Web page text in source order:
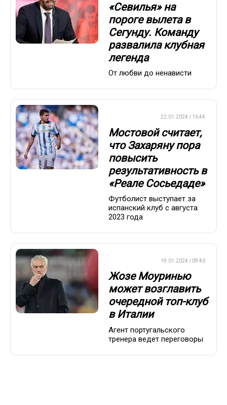
«Севилья» на
пороге вылета в
Сегунду. Команду
развалила клубная
легенда
От любви до ненависти
22.01.2024 / 16:44
Мостовой считает,
что Захаряну пора
повысить
результативность в
«Реале Сосьедаде»
Футболист выступает за
испанский клуб с августа
2023 года
19.01.2024 / 09:40
Жозе Моуринью
может возглавить
очередной топ-клуб
в Италии
Агент португальского
тренера ведет переговоры